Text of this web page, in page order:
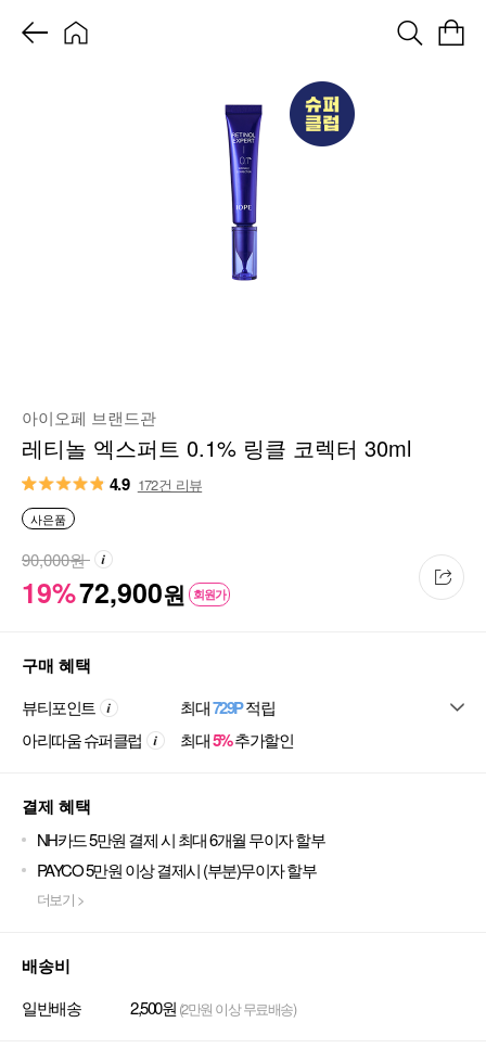
아이오페 브랜드관
레티놀 엑스퍼트 0.1% 링클 코렉터 30ml
4.9 172건 리뷰
사은품
19%72,900원 회원가
90,000원
구매 혜택
뷰티포인트 최대729P적립
아리따움 슈퍼클럽
최대5%추가할인
결제 혜택
NH카드 5만원 결제 시 최대 6개월 무이자 할부
PAYCO 5만원 이상 결제시 (부분)무이자 할부
더보기 >
배송비
일반배송 2,500원 (2만원 이상 무료배송)